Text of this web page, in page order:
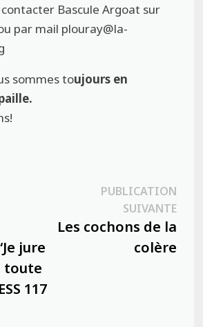
Bascule Argoat sur
par mail plouray@la-
sommes toujours en
:
jure
toute
117
PUBLICATION
SUIVANTE
Les cochons de la
colère